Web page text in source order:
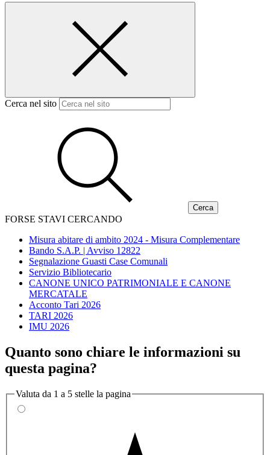
Cerca nel sito
FORSE STAVI CERCANDO
Misura abitare di ambito 2024 - Misura Complementare
Bando S.A.P. | Avviso 12822
Segnalazione Guasti Case Comunali
Servizio Bibliotecario
CANONE UNICO PATRIMONIALE E CANONE
MERCATALE
Acconto Tari 2026
TARI 2026
IMU 2026
Quanto sono chiare le informazioni su
questa pagina?
Valuta da 1 a 5 stelle la pagina